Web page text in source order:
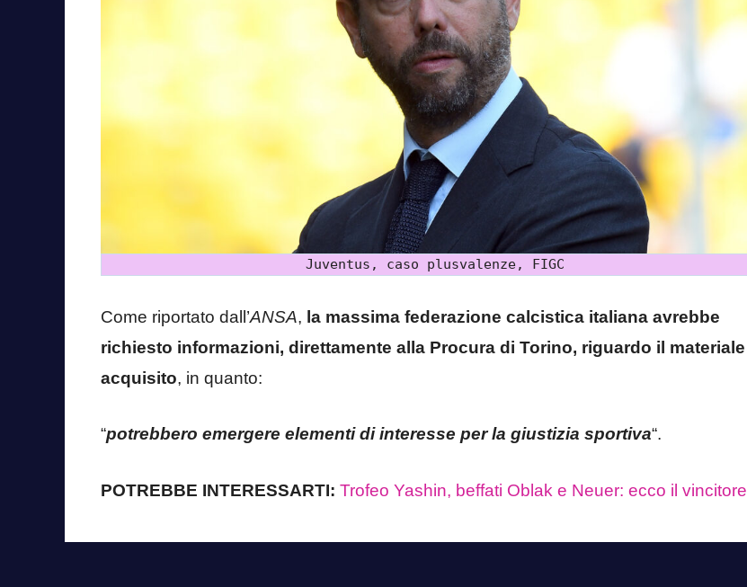
Juventus, caso plusvalenze, FIGC
Come riportato dall’ANSA, la massima federazione calcistica italiana avrebbe
richiesto informazioni, direttamente alla Procura di Torino, riguardo il materiale
acquisito, in quanto:
“potrebbero emergere elementi di interesse per la giustizia sportiva“.
POTREBBE INTERESSARTI: Trofeo Yashin, beffati Oblak e Neuer: ecco il vincitore